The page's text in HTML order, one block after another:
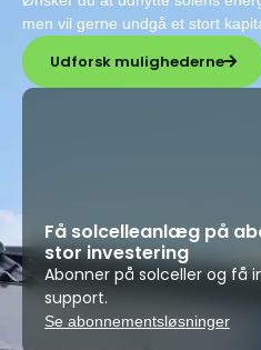
men vil gerne undgå et stort
Udforsk mulighederne
Få solcelleanlæg på
stor investering
Abonner på solceller og få
support.
Se abonnementsløsninger